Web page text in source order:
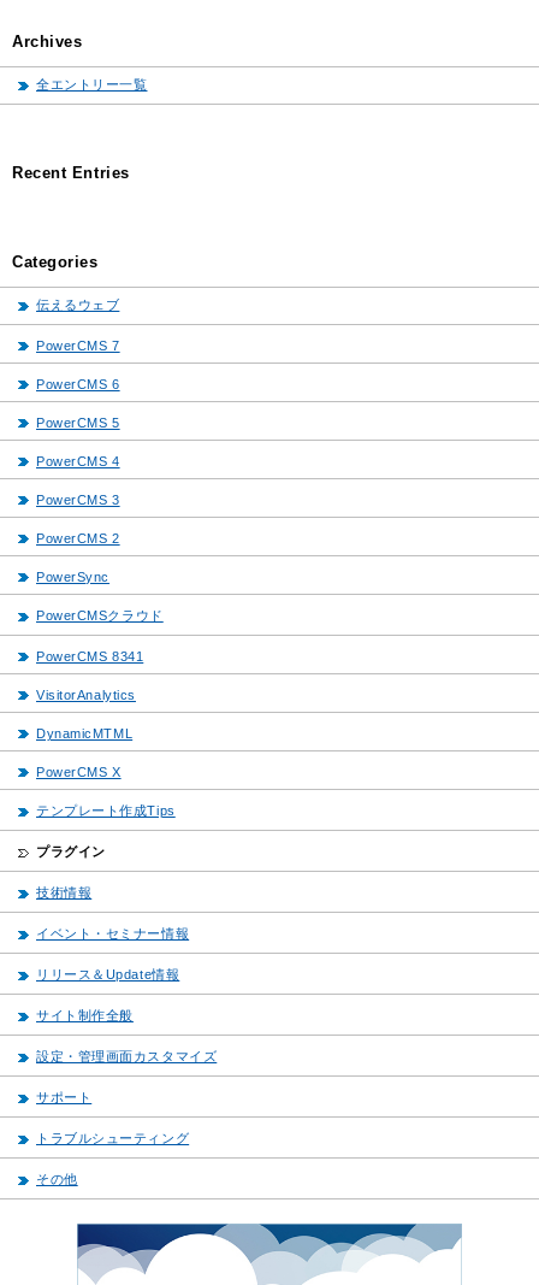
Archives
全エントリー一覧
Recent Entries
Categories
伝えるウェブ
PowerCMS 7
PowerCMS 6
PowerCMS 5
PowerCMS 4
PowerCMS 3
PowerCMS 2
PowerSync
PowerCMSクラウド
PowerCMS 8341
VisitorAnalytics
DynamicMTML
PowerCMS X
テンプレート作成Tips
プラグイン
技術情報
イベント・セミナー情報
リリース＆Update情報
サイト制作全般
設定・管理画面カスタマイズ
サポート
トラブルシューティング
その他